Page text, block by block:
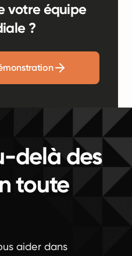
votre équipe
?
delà des
toute
aider dans